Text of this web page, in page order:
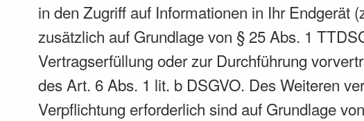
in den Zugriff auf Informationen in Ihr Endgerät
zusätzlich auf Grundlage von § 25 Abs. 1
Vertragserfüllung oder zur Durchführung
des Art. 6 Abs. 1 lit. b DSGVO. Des Weiteren
Verpflichtung erforderlich sind auf Grundlage